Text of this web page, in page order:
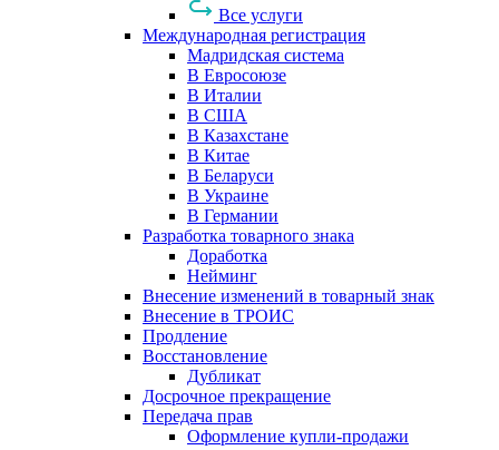
Все услуги
Международная регистрация
Мадридская система
В Евросоюзе
В Италии
В США
В Казахстане
В Китае
В Беларуси
В Украине
В Германии
Разработка товарного знака
Доработка
Нейминг
Внесение изменений в товарный знак
Внесение в ТРОИС
Продление
Восстановление
Дубликат
Досрочное прекращение
Передача прав
Оформление купли-продажи